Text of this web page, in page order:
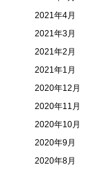
2021年4月
2021年3月
2021年2月
2021年1月
2020年12月
2020年11月
2020年10月
2020年9月
2020年8月